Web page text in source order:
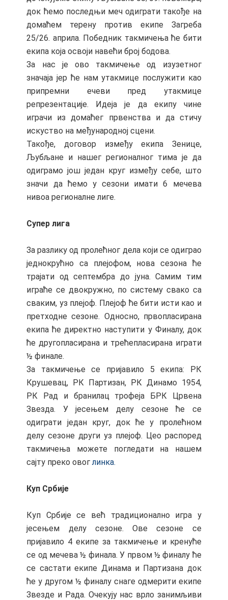
док ћемо последњи меч одиграти такође на
домаћем терену против екипе Загреба
25/26. априла. Победник такмичења ће бити
екипа која освоји навећи број бодова.
За нас је ово такмичење од изузетног
значаја јер ће нам утакмице послужити као
припремни ечеви пред утакмице
репрезентације. Идеја је да екипу чине
играчи из домаћег првенства и да стичу
искуство на међународној сцени.
Такође, договор између екипа Зенице,
Љубљане и нашег регионалног тима је да
одиграмо још један круг између себе, што
значи да ћемо у сезони имати 6 мечева
нивоа регионалне лиге.
Супер лига
За разлику од пролећног дела који се одиграо
једнокрућно са плејофом, нова сезона ће
трајати од септембра до јуна. Самим тим
играће се двокружно, по систему свако са
сваким, уз плејоф. Плејоф ће бити исти као и
претходне сезоне. Односно, првопласирана
екипа ће директно наступити у Финалу, док
ће другопласирана и трећепласирана играти
½ финале.
За такмичење се пријавило 5 екипа: РК
Крушевац, РК Партизан, РК Динамо 1954,
РК Рад и бранилац трофеја БРК Црвена
Звезда. У јесењем делу сезоне ће се
одиграти један круг, док ће у пролећном
делу сезоне други уз плејоф. Цео распоред
такмичења можете погледати на нашем
сајту преко овоглинка.
Куп Србије
Куп Србије се већ традиционално игра у
јесењем делу сезоне. Ове сезоне се
пријавило 4 екипе за такмичење и кренуће
се од мечева ½ финала. У првом ½ финалу ће
се састати екипе Динама и Партизана док
ће у другом ½ финалу снаге одмерити екипе
Звезде и Рада. Очекују нас врло занимљиви